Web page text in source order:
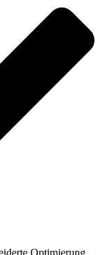
Optimierung,